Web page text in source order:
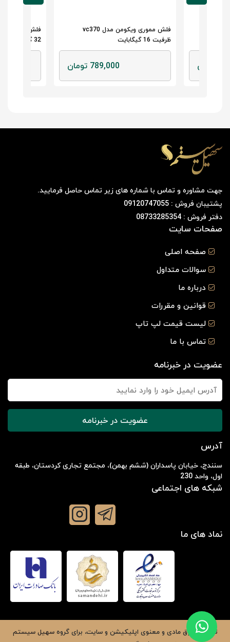
فلش مموری بکسو B-701 ظرفیت
32 گیگابایت
999,000 تومان
32 گیگابایت
جهت مشاوره و تماس با شماره های زیر تماس حاصل فرمایید.
پشتیبان فروش : 09120747055
دفتر فروش : 08733285354
صفحات سایت
صفحه اصلی
سوالات متداول
درباره ما
قوانین و مقررات
لیست قیمت لپ تاپ
تماس با ما
عضویت در خبرنامه
عضویت در خبرنامه
آدرس
سنندج، خیابان پاسداران (ششم بهمن)، مجتمع تجاری کردستان، طبقه
اول، واحد 230
شبکه های اجتماعی
نماد های ما
تمامی حقوق مادی و معنوی اپلیکیشن و سایت، برای گروهسهیل سیستم